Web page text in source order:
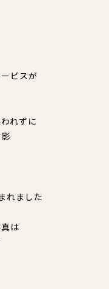
ビスが
れずに
れました
は